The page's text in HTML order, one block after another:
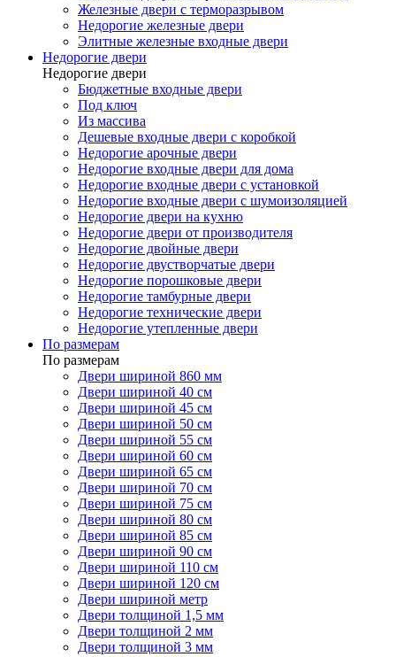
Железные двери с терморазрывом
Недорогие железные двери
Элитные железные входные двери
Недорогие двери
Недорогие двери
Бюджетные входные двери
Под ключ
Из массива
Дешевые входные двери с коробкой
Недорогие арочные двери
Недорогие входные двери для дома
Недорогие входные двери с установкой
Недорогие входные двери с шумоизоляцией
Недорогие двери на кухню
Недорогие двери от производителя
Недорогие двойные двери
Недорогие двустворчатые двери
Недорогие порошковые двери
Недорогие тамбурные двери
Недорогие технические двери
Недорогие утепленные двери
По размерам
По размерам
Двери шириной 860 мм
Двери шириной 40 см
Двери шириной 45 см
Двери шириной 50 см
Двери шириной 55 см
Двери шириной 60 см
Двери шириной 65 см
Двери шириной 70 см
Двери шириной 75 см
Двери шириной 80 см
Двери шириной 85 см
Двери шириной 90 см
Двери шириной 110 см
Двери шириной 120 см
Двери шириной метр
Двери толщиной 1,5 мм
Двери толщиной 2 мм
Двери толщиной 3 мм